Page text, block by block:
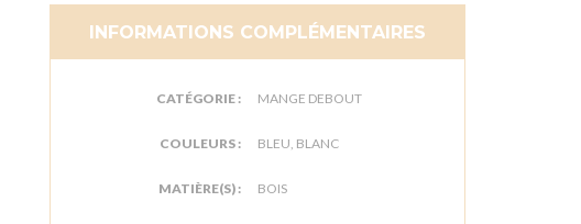
INFORMATIONS COMPLÉMENTAIRES
CATÉGORIE : MANGE DEBOUT
COULEURS : BLEU, BLANC
MATIÈRE(S) : BOIS